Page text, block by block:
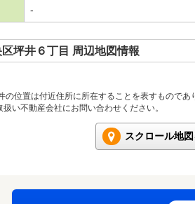
-
坪井６丁目 周辺地図情報
位置は付近住所に所在することを表すものであ
い不動産会社にお問い合わせください。
スクロール地